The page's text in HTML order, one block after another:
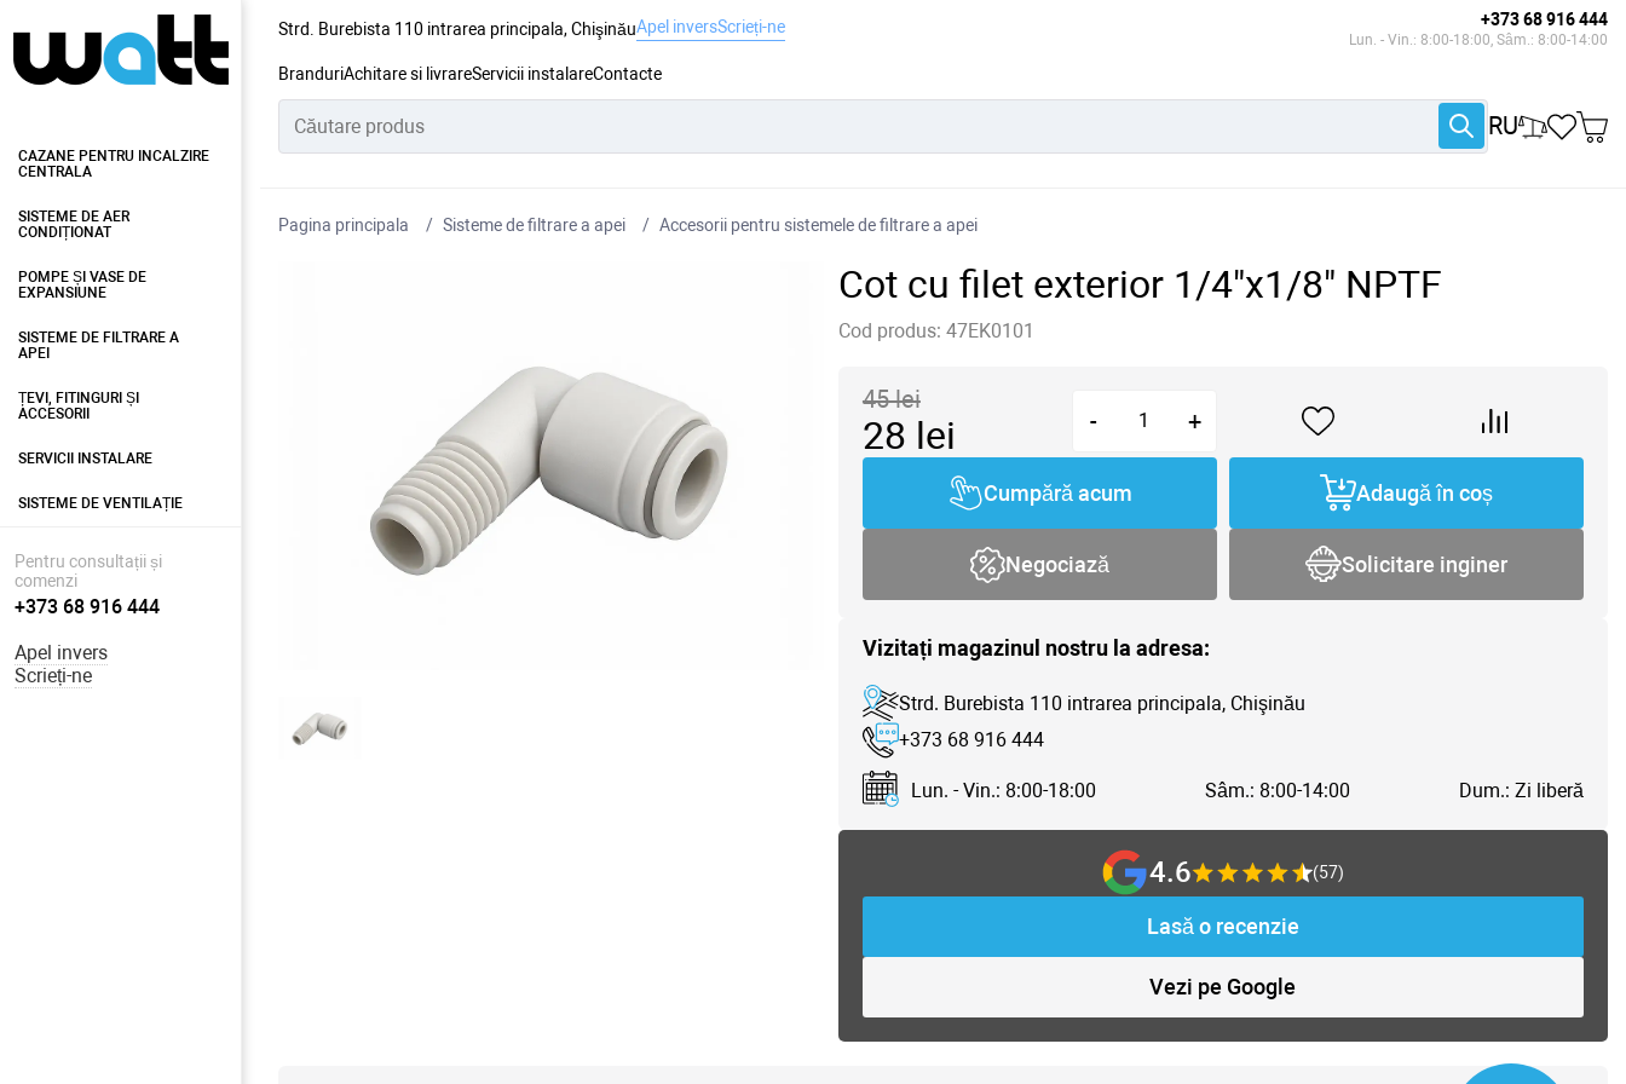
Strd. Burebista 110 intrarea principala, ChişinăuApel inversScrieți-ne +373 68 916 444
Lun. - Vin.: 8:00-18:00, Sâm.: 8:00-14:00
BranduriAchitare si livrareServicii instalareContacte
RU
CAZANE PENTRU INCALZIRE
CENTRALA
SISTEME DE AER
CONDIȚIONAT
POMPE ȘI VASE DE
EXPANSIUNE
SISTEME DE FILTRARE A
APEI
ȚEVI, FITINGURI ȘI
ACCESORII
SERVICII INSTALARE
SISTEME DE VENTILAȚIE
Pentru consultații și
comenzi
+373 68 916 444
Apel invers
Scrieți-ne
Pagina principala Sisteme de filtrare a apei Accesorii pentru sistemele de filtrare a apei
Cot cu filet exterior 1/4"x1/8" NPTF
Cod produs: 47EK0101
45lei
28 lei - +
Cumpără acum Adaugă în coș
Negociază Solicitare inginer
Vizitați magazinul nostru la adresa:
Strd. Burebista 110 intrarea principala, Chişinău
+373 68 916 444
Lun. - Vin.: 8:00-18:00 Sâm.: 8:00-14:00 Dum.: Zi liberă
4.6 (57)
Lasă o recenzie
Vezi pe Google